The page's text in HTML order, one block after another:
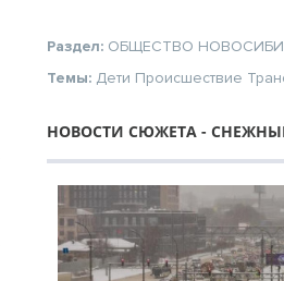
Раздел: ОБЩЕСТВО
Темы: Дети Происшествие
НОВОСТИ СЮЖЕТА -